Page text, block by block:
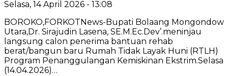
Selasa, 14 April 2026 - 13:08
BOROKO,FORKOTNews-Bupati Bolaang Mongondow
Utara,Dr. Sirajudin Lasena, SE.M.Ec.Dev’.meninjau
langsung calon penerima bantuan rehab
berat/bangun baru Rumah Tidak Layak Huni (RTLH)
Program Penanggulangan Kemiskinan Ekstrim.Selasa
(14.04.2026)…